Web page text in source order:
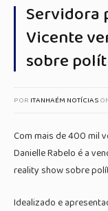
Servidora
Vicente
sobre
POR ITANHAÉM NOTÍCIAS
Com mais de 400 mil
Danielle Rabelo é a
reality show sobre
Idealizado e